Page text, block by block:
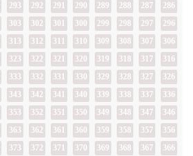
286
287
288
289
290
291
292
293
296
297
298
299
300
301
302
303
306
307
308
309
310
311
312
313
316
317
318
319
320
321
322
323
326
327
328
329
330
331
332
333
336
337
338
339
340
341
342
343
346
347
348
349
350
351
352
353
356
357
358
359
360
361
362
363
366
367
368
369
370
371
372
373